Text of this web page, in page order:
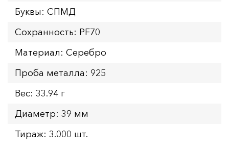
Буквы: СПМД
Сохранность: PF70
Материал: Серебро
Проба металла: 925
Вес: 33.94 г
Диаметр: 39 мм
Тираж: 3.000 шт.